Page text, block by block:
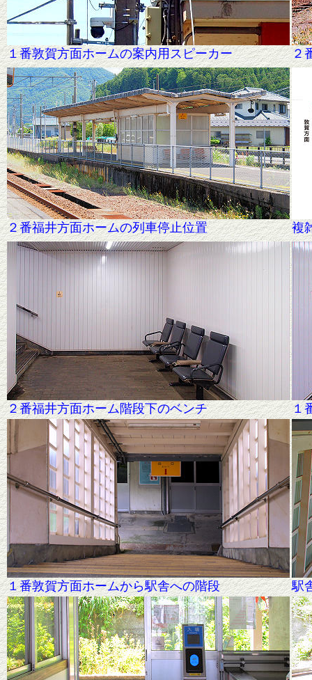
１番敦賀方面ホームの案内用スピーカー ２
２番福井方面ホームの列車停止位置 複
２番福井方面ホーム階段下のベンチ １
１番敦賀方面ホームから駅舎への階段 駅